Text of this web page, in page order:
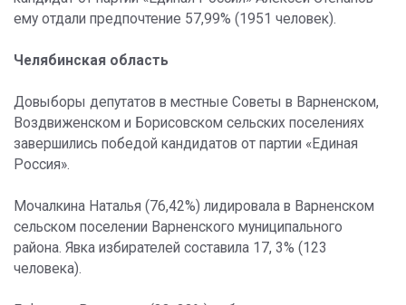
ему отдали предпочтение 57,99% (1951 человек).
Челябинская область
Довыборы депутатов в местные Советы в Варненском,
Воздвиженском и Борисовском сельских поселениях
завершились победой кандидатов от партии «Единая
Россия».
Мочалкина Наталья (76,42%) лидировала в Варненском
сельском поселении Варненского муниципального
района. Явка избирателей составила 17, 3% (123
человека).